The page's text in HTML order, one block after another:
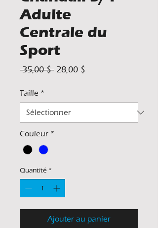
Adulte
Centrale du
Sport
35,00 $ Prix
28,00 $
Taille *
Couleur *
Quantité *
Ajouter au panier